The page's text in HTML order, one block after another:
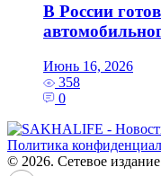
В России
Июнь 16, 2026
358
0
Политика
© 2026. Сетевое